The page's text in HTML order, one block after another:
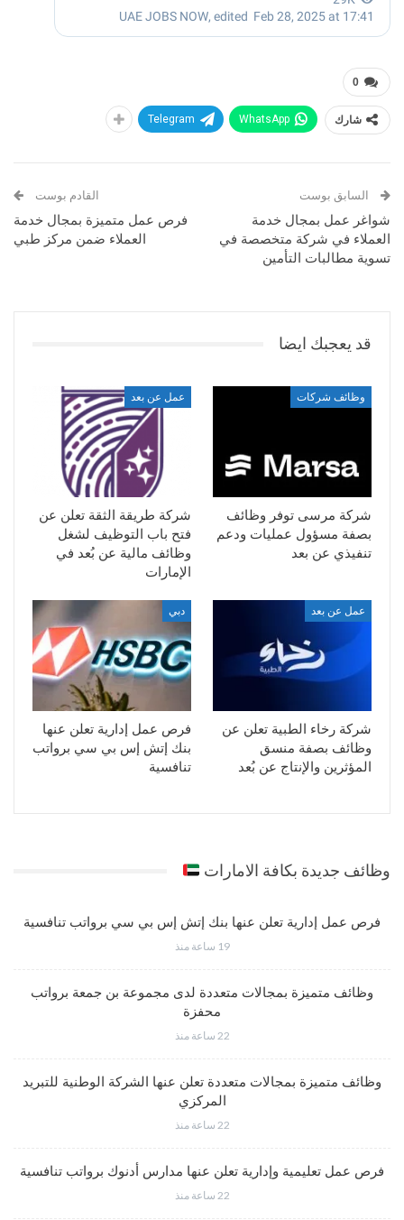
0
شارك WhatsApp
Telegram
السابق بوست
شواغر عمل بمجال خدمة
العملاء في شركة متخصصة في
تسوية مطالبات التأمين
القادم بوست
فرص عمل متميزة بمجال خدمة
العملاء ضمن مركز طبي
قد يعجبك ايضا
وظائف شركات
شركة مرسى توفر وظائف
بصفة مسؤول عمليات ودعم
تنفيذي عن بعد
عمل عن بعد
شركة طريقة الثقة تعلن عن
فتح باب التوظيف لشغل
وظائف مالية عن بُعد في
الإمارات
عمل عن بعد
شركة رخاء الطبية تعلن عن
وظائف بصفة منسق
المؤثرين والإنتاج عن بُعد
دبي
فرص عمل إدارية تعلن عنها
بنك إتش إس بي سي برواتب
تنافسية
وظائف جديدة بكافة الامارات
فرص عمل إدارية تعلن عنها بنك إتش إس بي سي برواتب تنافسية
19 ساعة منذ
وظائف متميزة بمجالات متعددة لدى مجموعة بن جمعة برواتب
محفزة
22 ساعة منذ
وظائف متميزة بمجالات متعددة تعلن عنها الشركة الوطنية للتبريد
المركزي
22 ساعة منذ
فرص عمل تعليمية وإدارية تعلن عنها مدارس أدنوك برواتب تنافسية
22 ساعة منذ